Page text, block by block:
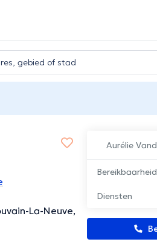
Aurélie
Bereikbaarheid
Diensten
La-Neuve,